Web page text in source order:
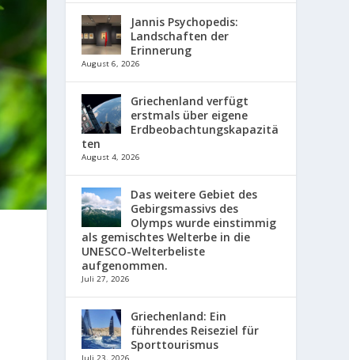
Jannis Psychopedis:
Landschaften der
Erinnerung
August 6, 2026
Griechenland verfügt
erstmals über eigene
Erdbeobachtungskapazitä
ten
August 4, 2026
Das weitere Gebiet des
Gebirgsmassivs des
Olymps wurde einstimmig
als gemischtes Welterbe in die
UNESCO-Welterbeliste
aufgenommen.
Juli 27, 2026
Griechenland: Ein
führendes Reiseziel für
Sporttourismus
Juli 23, 2026